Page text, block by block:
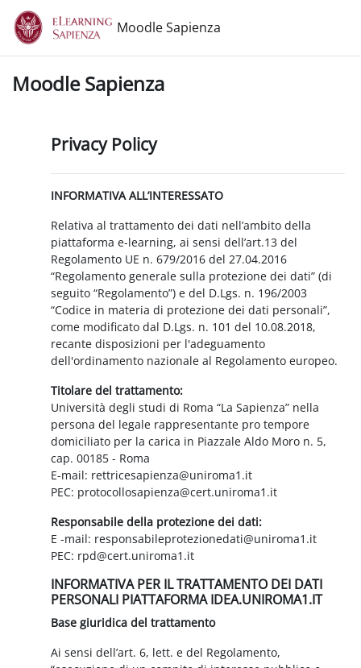
Vai al contenuto principale
Moodle Sapienza
Moodle Sapienza
Privacy Policy
INFORMATIVA ALL’INTERESSATO
Relativa al trattamento dei dati nell’ambito della
piattaforma e-learning, ai sensi dell’art.13 del
Regolamento UE n. 679/2016 del 27.04.2016
“Regolamento generale sulla protezione dei dati” (di
seguito “Regolamento”) e del D.Lgs. n. 196/2003
“Codice in materia di protezione dei dati personali”,
come modificato dal D.Lgs. n. 101 del 10.08.2018,
recante disposizioni per l'adeguamento
dell'ordinamento nazionale al Regolamento europeo.
Titolare del trattamento:
Università degli studi di Roma “La Sapienza” nella
persona del legale rappresentante pro tempore
domiciliato per la carica in Piazzale Aldo Moro n. 5,
cap. 00185 - Roma
E-mail: rettricesapienza@uniroma1.it
PEC: protocollosapienza@cert.uniroma1.it
Responsabile della protezione dei dati:
E -mail: responsabileprotezionedati@uniroma1.it
PEC: rpd@cert.uniroma1.it
INFORMATIVA PER IL TRATTAMENTO DEI DATI
PERSONALI PIATTAFORMA IDEA.UNIROMA1.IT
Base giuridica del trattamento
Ai sensi dell’art. 6, lett. e del Regolamento,